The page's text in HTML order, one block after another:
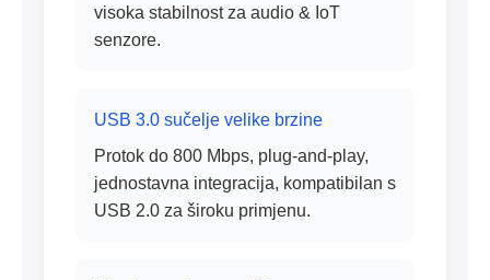
visoka stabilnost za audio & IoT
senzore.
USB 3.0 sučelje velike brzine
Protok do 800 Mbps, plug-and-play,
jednostavna integracija, kompatibilan s
USB 2.0 za široku primjenu.